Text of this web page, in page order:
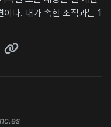
이다. 내가 속한 조직과는 1